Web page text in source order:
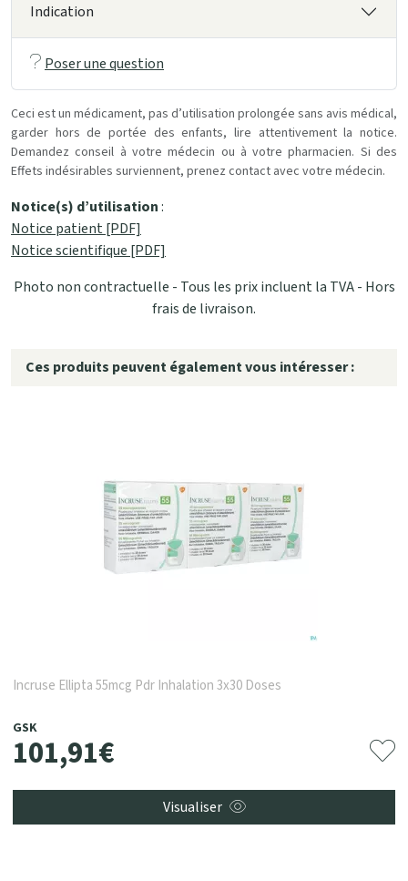
Indication
Poser une question
Ceci est un médicament, pas d’utilisation prolongée sans avis médical,
garder hors de portée des enfants, lire attentivement la notice.
Demandez conseil à votre médecin ou à votre pharmacien. Si des
Effets indésirables surviennent, prenez contact avec votre médecin.
Notice(s) d’utilisation:
Notice patient [PDF]
Notice scientifique [PDF]
Photo non contractuelle - Tous les prix incluent la TVA - Hors
frais de livraison.
Ces produits peuvent également vous intéresser :
Incruse Ellipta 55mcg Pdr Inhalation 3x30 Doses
GSK
101,91€
Visualiser